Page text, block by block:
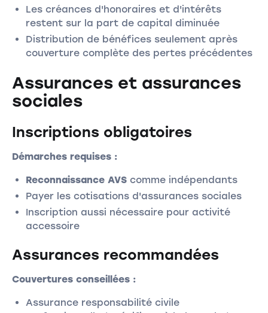
Les créances d'honoraires et d'intérêts
restent sur la part de capital diminuée
Distribution de bénéfices seulement après
couverture complète des pertes précédentes
Assurances et assurances
sociales
Inscriptions obligatoires
Démarches requises :
Reconnaissance AVS comme indépendants
Payer les cotisations d'assurances sociales
Inscription aussi nécessaire pour activité
accessoire
Assurances recommandées
Couvertures conseillées :
Assurance responsabilité civile